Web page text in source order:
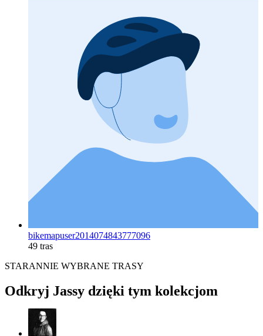
bikemapuser2014074843777096
49 tras
STARANNIE WYBRANE TRASY
Odkryj Jassy dzięki tym kolekcjom